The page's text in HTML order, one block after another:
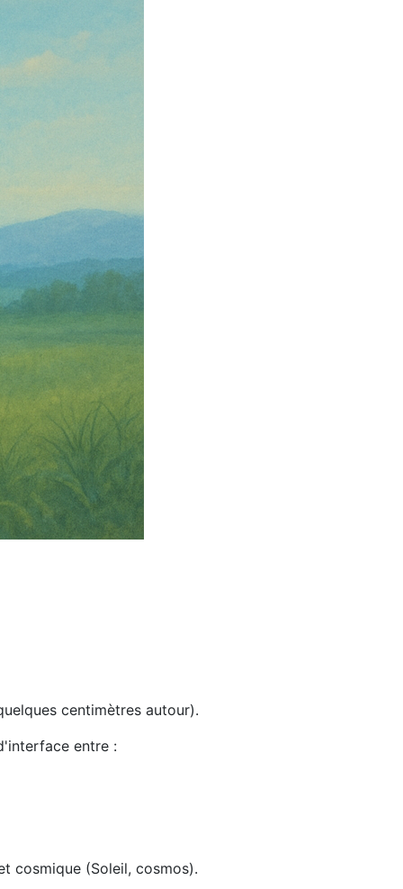
centimètres autour).
entre :
cosmique (Soleil, cosmos).